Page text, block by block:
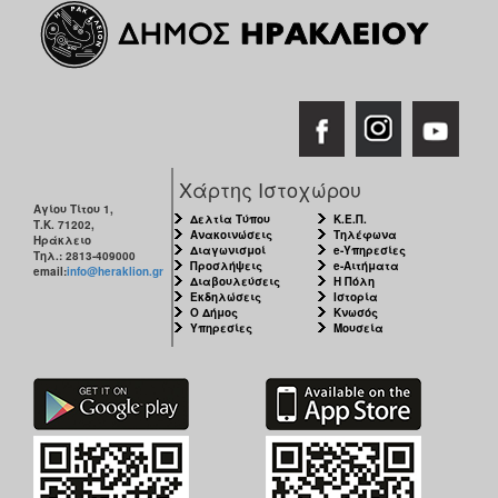
Αγίου Τίτου 1,
Τ.Κ. 71202,
Ηράκλειο
Τηλ.: 2813-409000
email:info@heraklion.gr
Χάρτης Ιστοχώρου
Δελτία Τύπου
Ανακοινώσεις
Διαγωνισμοί
Προσλήψεις
Διαβουλεύσεις
Εκδηλώσεις
Ο Δήμος
Υπηρεσίες
Κ.Ε.Π.
Τηλέφωνα
e-Υπηρεσίες
e-Αιτήματα
Η Πόλη
Ιστορία
Κνωσός
Μουσεία